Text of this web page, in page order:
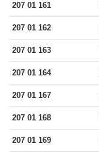
207 01 161
207 01 162
207 01 163
207 01 164
207 01 167
207 01 168
207 01 169